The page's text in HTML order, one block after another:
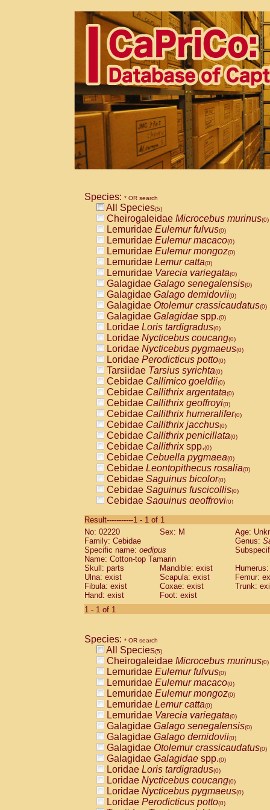
Species: * OR search
All Species(5)
Cheirogaleidae Microcebus murinus(0)
Lemuridae Eulemur fulvus(0)
Lemuridae Eulemur macaco(0)
Lemuridae Eulemur mongoz(0)
Lemuridae Lemur catta(0)
Lemuridae Varecia variegata(0)
Galagidae Galago senegalensis(0)
Galagidae Galago demidovii(0)
Galagidae Otolemur crassicaudatus(0)
Galagidae Galagidae spp.(0)
Loridae Loris tardigradus(0)
Loridae Nycticebus coucang(0)
Loridae Nycticebus pygmaeus(0)
Loridae Perodicticus potto(0)
Tarsiidae Tarsius syrichta(0)
Cebidae Callimico goeldii(0)
Cebidae Callithrix argentata(0)
Cebidae Callithrix geoffroyi(0)
Cebidae Callithrix humeralifer(0)
Cebidae Callithrix jacchus(0)
Cebidae Callithrix penicillata(0)
Cebidae Callithrixspp.(0)
Cebidae Cebuella pygmaea(0)
Cebidae Leontopithecus rosalia(0)
Cebidae Saguinus bicolor(0)
Cebidae Saguinus fuscicollis(0)
Cebidae Saguinus geoffroyi(0)
CebidaeSaguinus labiatus(0)
Cebidae Saguinus leucopus (0)
Cebidae
CebidaeSaguinus mystax
Cebidae Saguinus nigricollis (1)
Cebidae Saguinus oedipus
Cebidae Saguinus weddelli
Cebidae Saguinusspp.
Cebidae
CebidaeCebus capucinus
CebidaeCebus nigrivittatus
CebidaeCebus spp.(0)
CebidaeSaimiri boliviensis(0)
CebidaeSaimiri sciureus(0)
AtelidaeAlouatta caraya(0)
AtelidaeAlouatta fusca(0)
AtelidaeAlouatta seniculus(0)
AtelidaeAlouattaspp.(0)
AtelidaeAteles belzebuth(0)
AtelidaeAteles geoffroyi(0)
AtelidaeAteles paniscus(0)
AtelidaeAtelesspp.(0)
AtelidaeLagothrix lagothricha(0)
AtelidaeLagothrix lagothricha cana
PitheciidaeCacajao calvus
Result-----------1 - 1 of 1
No: 02220
Sex: M
Age:
Family: Cebidae
Genus:
Specific name: oedipus
Name: Cotton-top Tamarin
Skull: parts
Mandible: exist
Ulna: exist
Scapula: exist
Femur:
Fibula: exist
Coxae: exist
Trunk:
Hand: exist
Foot: exist
1 - 1 of 1
Species: * OR search
All Species(5)
Cheirogaleidae Microcebus murinus(0)
Lemuridae Eulemur fulvus(0)
Lemuridae Eulemur macaco(0)
Lemuridae Eulemur mongoz(0)
Lemuridae Lemur catta(0)
Lemuridae Varecia variegata(0)
Galagidae Galago senegalensis(0)
Galagidae Galago demidovii(0)
Galagidae Otolemur crassicaudatus(0)
Galagidae Galagidae spp.(0)
Loridae Loris tardigradus(0)
Loridae Nycticebus coucang(0)
Loridae Nycticebus pygmaeus(0)
Loridae Perodicticus potto(0)